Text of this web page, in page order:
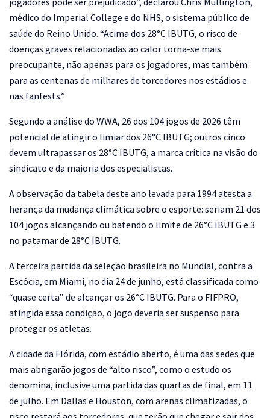
médico do Imperial College e do NHS, o sistema público de
saúde do Reino Unido. “Acima dos 28°C IBUTG, o risco de
doenças graves relacionadas ao calor torna-se mais
preocupante, não apenas para os jogadores, mas também
para as centenas de milhares de torcedores nos estádios e
nas fanfests.”
Segundo a análise do WWA, 26 dos 104 jogos de 2026 têm
potencial de atingir o limiar dos 26°C IBUTG; outros cinco
devem ultrapassar os 28°C IBUTG, a marca crítica na visão do
sindicato e da maioria dos especialistas.
A observação da tabela deste ano levada para 1994 atesta a
herança da mudança climática sobre o esporte: seriam 21 dos
104 jogos alcançando ou batendo o limite de 26°C IBUTG e 3
no patamar de 28°C IBUTG.
A terceira partida da seleção brasileira no Mundial, contra a
Escócia, em Miami, no dia 24 de junho, está classificada como
“quase certa” de alcançar os 26°C IBUTG. Para o FIFPRO,
atingida essa condição, o jogo deveria ser suspenso para
proteger os atletas.
A cidade da Flórida, com estádio aberto, é uma das sedes que
mais abrigarão jogos de “alto risco”, como o estudo os
denomina, inclusive uma partida das quartas de final, em 11
de julho. Em Dallas e Houston, com arenas climatizadas, o